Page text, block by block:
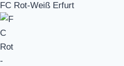
FC Rot-Weiß Erfurt